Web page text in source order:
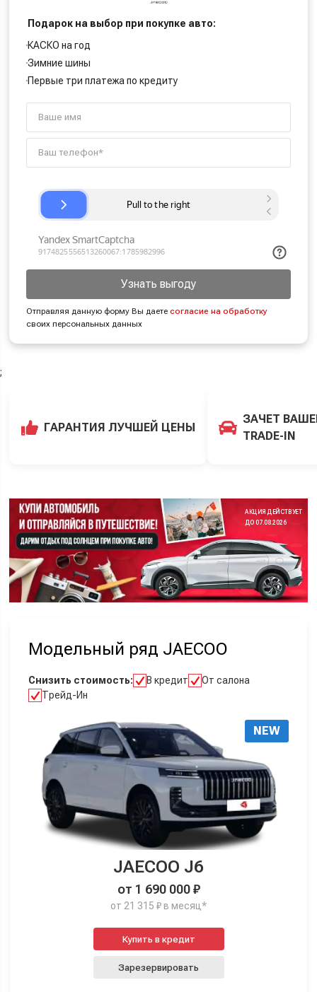
Подарок на выбор при покупке авто:
КАСКО на год
Зимние шины
Первые три платежа по кредиту
Узнать выгоду
Отправляя данную форму Вы даетесогласие на обработку
своих персональных данных
;
ГАРАНТИЯ ЛУЧШЕЙ ЦЕНЫ
ЗАЧЕТ
TRADE-IN
АКЦИЯ ДЕЙСТВУЕТ
ДО 07.08.2026
Модельный ряд JAECOO
Снизить стоимость: В кредит
От салона
Трейд-Ин
NEW
JAECOO J6
от 1 690 000 ₽
от 21 315 ₽ в месяц*
Купить в кредит
Зарезервировать